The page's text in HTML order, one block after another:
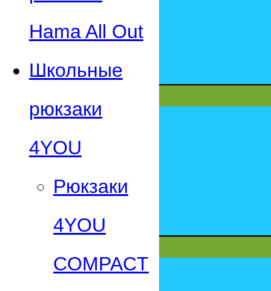
Hama All Out
Школьные
рюкзаки
4YOU
Рюкзаки
4YOU
СOMPACT